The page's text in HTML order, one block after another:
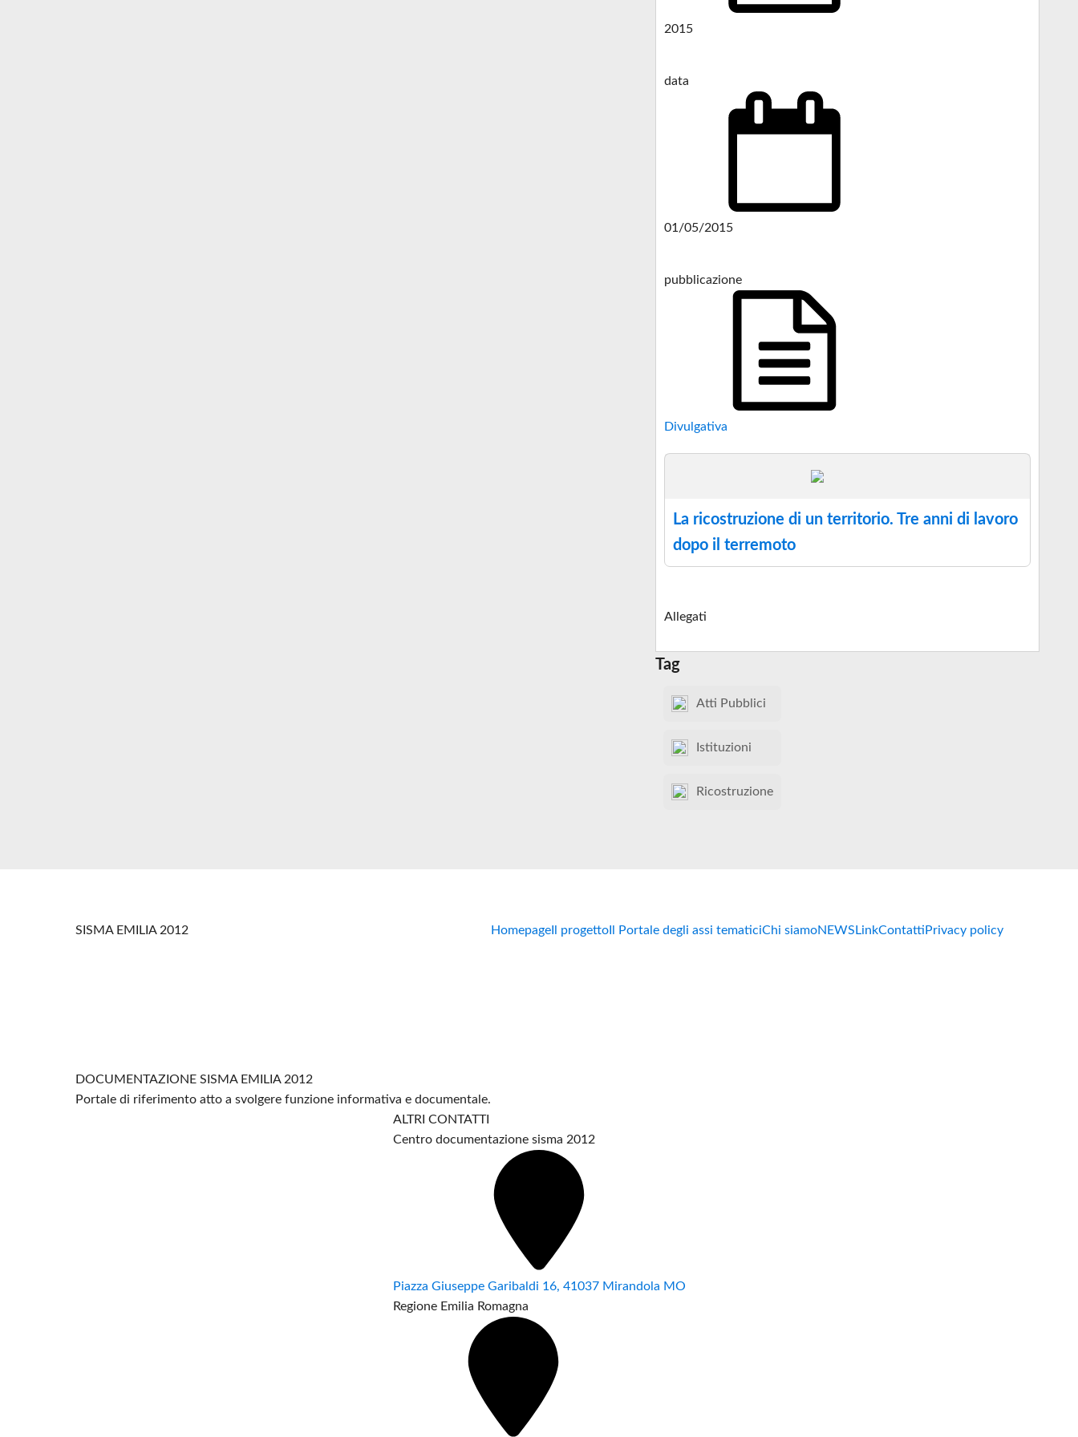
2015
data
01/05/2015
pubblicazione
Divulgativa
La ricostruzione di un territorio. Tre anni di lavoro
dopo il terremoto
Allegati
Tag
Atti Pubblici
Istituzioni
Ricostruzione
SISMA EMILIA 2012
DOCUMENTAZIONE SISMA EMILIA 2012
Portale di riferimento atto a svolgere funzione informativa e documentale.
HomepageIl progettoIl Portale degli assi tematiciChi siamoNEWS LinkContatti Privacy policy
ALTRI CONTATTI
Centro documentazione sisma 2012
Piazza Giuseppe Garibaldi 16, 41037 Mirandola MO
Regione Emilia Romagna